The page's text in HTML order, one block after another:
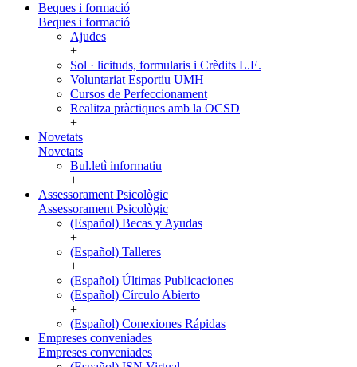
Beques i formació
Beques i formació
Ajudes
+
Sol · licituds, formularis i Crèdits L.E.
Voluntariat Esportiu UMH
Cursos de Perfeccionament
Realitza pràctiques amb la OCSD
+
Novetats
Novetats
Bul.letì informatiu
+
Assessorament Psicològic
Assessorament Psicològic
(Español) Becas y Ayudas
+
(Español) Talleres
+
(Español) Últimas Publicaciones
(Español) Círculo Abierto
+
(Español) Conexiones Rápidas
Empreses conveniades
Empreses conveniades